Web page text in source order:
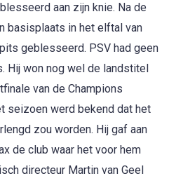
aan zijn knie. Na de
basisplaats in het elftal van
geblesseerd. PSV had geen
Hij won nog wel de landstitel
van de Champions
seizoen werd bekend dat het
zou worden. Hij gaf aan
de club waar het voor hem
directeur Martin van Geel